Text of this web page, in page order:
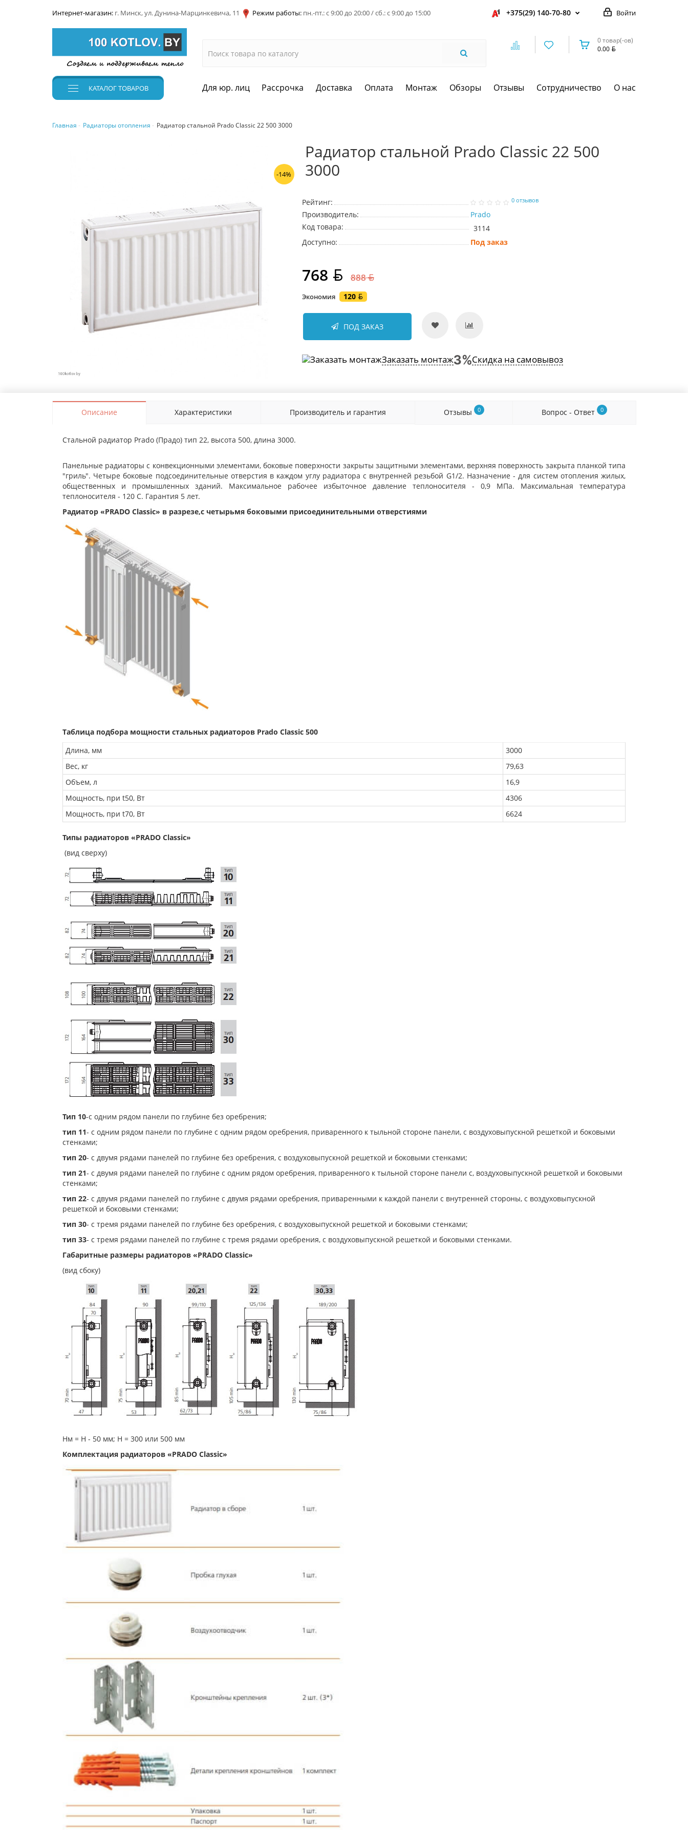
Интернет-магазин: г. Минск, ул. Дунина-Марцинкевича, 11 Режим работы: пн.-пт.: с 9:00 до 20:00 / сб.: с 9:00 до 15:00 Войти
+375(29) 140-70-80
0 товар(-ов)
0.00
КАТАЛОГТОВАРОВ Для юр. лиц Рассрочка Доставка Оплата Монтаж Обзоры Отзывы Сотрудничество О нас
Главная Радиаторы отопления Радиатор стальной Prado Classic 22 500 3000
-14%
Радиатор стальной Prado Classic 22 500
3000
Рейтинг: 0 отзывов
Производитель:
Prado
Код товара:
3114
Доступно:
Под заказ
768 888
Экономия 120
ПОД ЗАКАЗ
Заказать монтаж Скидка на самовывоз
Описание Характеристики Производитель и гарантия Отзывы 0 Вопрос - Ответ 0
Стальной радиатор Prado (Прадо) тип 22, высота 500, длина 3000.
Панельные радиаторы с конвекционными элементами, боковые поверхности закрыты защитными элементами, верхняя поверхность закрыта планкой типа
"гриль". Четыре боковые подсоединительные отверстия в каждом углу радиатора с внутренней резьбой G1/2. Назначение - для систем отопления жилых,
общественных и промышленных зданий. Максимальное рабочее избыточное давление теплоносителя - 0,9 МПа. Максимальная температура
теплоносителя - 120 С. Гарантия 5 лет.
Радиатор «PRADO Classic» в разрезе,с четырьмя боковыми присоединительными отверстиями
Таблица подбора мощности стальных радиаторов Prado Classic 500
Длина, мм
3000
Вес, кг
79,63
Объем, л
16,9
Мощность, при t50, Вт
4306
Мощность, при t70, Вт
6624
Типы радиаторов «PRADO Classic»
(вид сверху)
Тип 10-с одним рядом панели по глубине без оребрения;
тип 11- с одним рядом панели по глубине с одним рядом оребрения, приваренного к тыльной стороне панели, с воздуховыпускной решеткой и боковыми
стенками;
тип 20- с двумя рядами панелей по глубине без оребрения, с воздуховыпускной решеткой и боковыми стенками;
тип 21- с двумя рядами панелей по глубине с одним рядом оребрения, приваренного к тыльной стороне панели с, воздуховыпускной решеткой и боковыми
стенками;
тип 22- с двумя рядами панелей по глубине с двумя рядами оребрения, приваренными к каждой панели с внутренней стороны, с воздуховыпускной
решеткой и боковыми стенками;
тип 30- с тремя рядами панелей по глубине без оребрения, с воздуховыпускной решеткой и боковыми стенками;
тип 33- с тремя рядами панелей по глубине с тремя рядами оребрения, с воздуховыпускной решеткой и боковыми стенками.
Габаритные размеры радиаторов «PRADO Classic»
(вид сбоку)
Нм = Н - 50 мм; Н = 300 или 500 мм
Комплектация радиаторов «PRADO Classic»